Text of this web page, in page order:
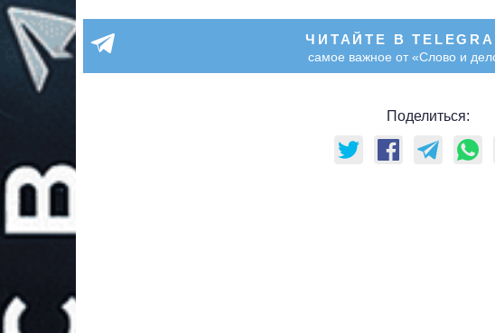
ЧИТАЙТЕ В
самое важное от «Слово и
Поделиться: